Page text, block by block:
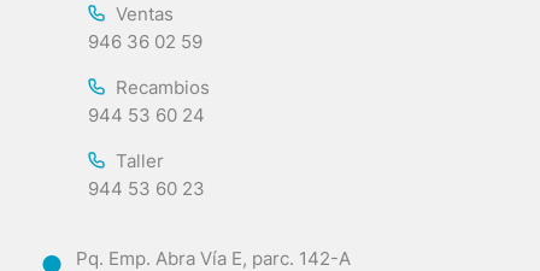
Ventas
946 36 02 59
Recambios
944 53 60 24
Taller
944 53 60 23
Pq. Emp. Abra Vía E, parc. 142-A